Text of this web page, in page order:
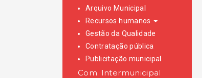
Arquivo Municipal
Recursos humanos
Gestão da Qualidade
Contratação pública
Publicitação municipal
Com. Intermunicipal